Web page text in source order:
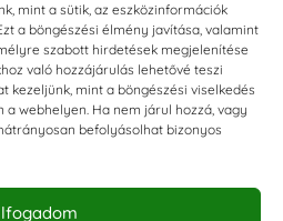
mint a sütik, az eszközinformációk
a böngészési élmény javítása, valamint
szabott hirdetések megjelenítése
való hozzájárulás lehetővé teszi
kezeljünk, mint a böngészési viselkedés
webhelyen. Ha nem járul hozzá, vagy
befolyásolhat bizonyos